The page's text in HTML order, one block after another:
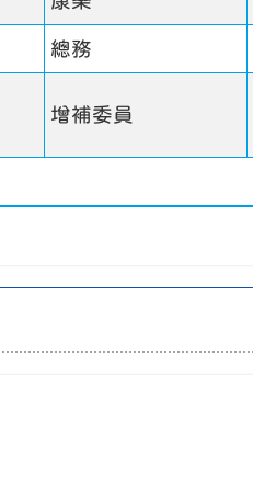
總務
增補委員